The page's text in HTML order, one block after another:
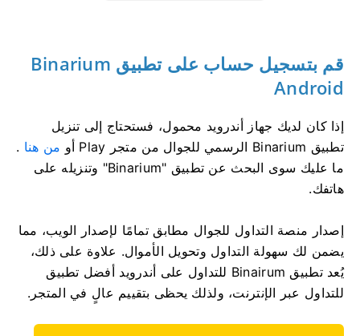
قم بتسجيل حساب على تطبيق Binarium
Android
إذا كان لديك جهاز أندرويد محمول، فستحتاج إلى تنزيل
تطبيق Binarium الرسمي للجوال من متجر Play أو
من هنا .
ما عليك سوى البحث عن تطبيق "Binarium" وتنزيله على
هاتفك.
إصدار منصة التداول للجوال مطابق تمامًا لإصدار الويب، مما
يضمن لك سهولة التداول وتحويل الأموال. علاوة على ذلك،
يُعد تطبيق Binairum للتداول على أندرويد أفضل تطبيق
للتداول عبر الإنترنت، ولذلك يحظى بتقييم عالٍ في المتجر.